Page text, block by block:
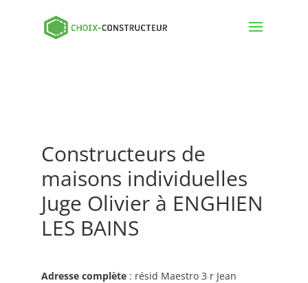
Constructeurs de
maisons individuelles
Juge Olivier à ENGHIEN
LES BAINS
Adresse complète: résid Maestro 3 r Jean